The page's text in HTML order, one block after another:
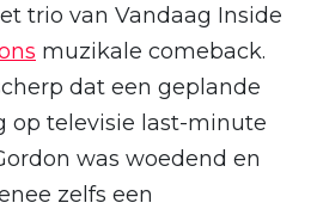
trio van Vandaag Inside
muzikale comeback.
dat een geplande
op televisie last-minute
was woedend en
zelfs een